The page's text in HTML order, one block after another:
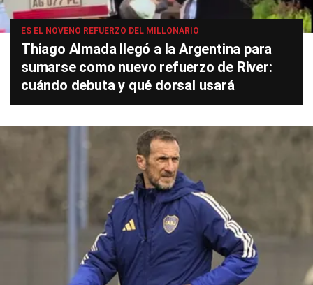
ES EL NOVENO REFUERZO DEL MILLONARIO
Thiago Almada llegó a la Argentina para
sumarse como nuevo refuerzo de River:
cuándo debuta y qué dorsal usará